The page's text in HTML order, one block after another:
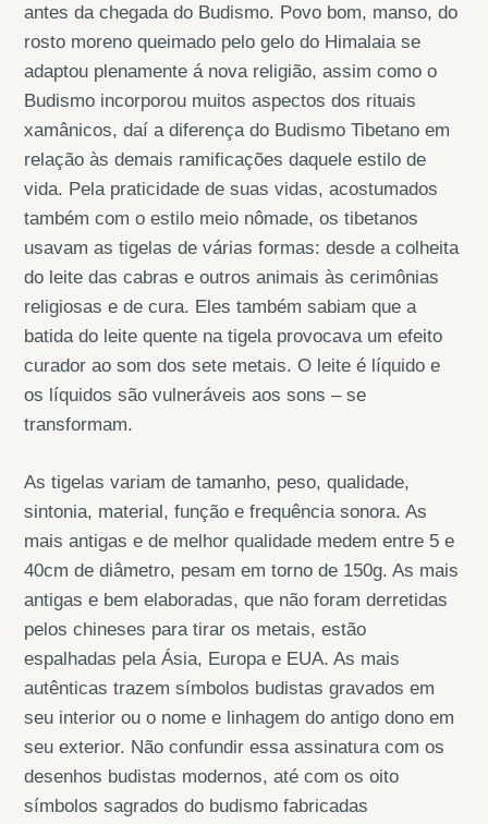
antes da chegada do Budismo. Povo bom, manso, do
rosto moreno queimado pelo gelo do Himalaia se
adaptou plenamente á nova religião, assim como o
Budismo incorporou muitos aspectos dos rituais
xamânicos, daí a diferença do Budismo Tibetano em
relação às demais ramificações daquele estilo de
vida. Pela praticidade de suas vidas, acostumados
também com o estilo meio nômade, os tibetanos
usavam as tigelas de várias formas: desde a colheita
do leite das cabras e outros animais às cerimônias
religiosas e de cura. Eles também sabiam que a
batida do leite quente na tigela provocava um efeito
curador ao som dos sete metais. O leite é líquido e
os líquidos são vulneráveis aos sons – se
transformam.
As tigelas variam de tamanho, peso, qualidade,
sintonia, material, função e frequência sonora. As
mais antigas e de melhor qualidade medem entre 5 e
40cm de diâmetro, pesam em torno de 150g. As mais
antigas e bem elaboradas, que não foram derretidas
pelos chineses para tirar os metais, estão
espalhadas pela Ásia, Europa e EUA. As mais
autênticas trazem símbolos budistas gravados em
seu interior ou o nome e linhagem do antigo dono em
seu exterior. Não confundir essa assinatura com os
desenhos budistas modernos, até com os oito
símbolos sagrados do budismo fabricadas